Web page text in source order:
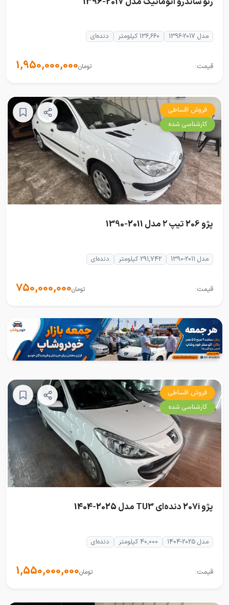
مدل 2017-1396 136,660 کیلومتر دنده‌ای
قیمت: 1,950,000,000تومان
فروش اقساطی
کارشناسی شده
پژو 206 تیپ ۲ مدل 2011-1390
مدل 2011-1390 291,742 کیلومتر دنده‌ای
قیمت: 750,000,000تومان
فروش اقساطی
کارشناسی شده
پژو 207i دنده‌ای TU3 مدل 2025-1404
مدل 2025-1404 40,000 کیلومتر دنده‌ای
قیمت: 1,550,000,000تومان